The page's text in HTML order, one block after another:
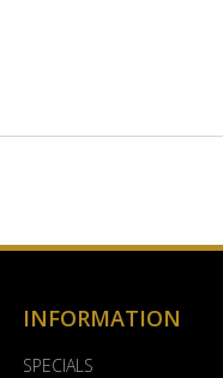
INFORMATION
SPECIALS